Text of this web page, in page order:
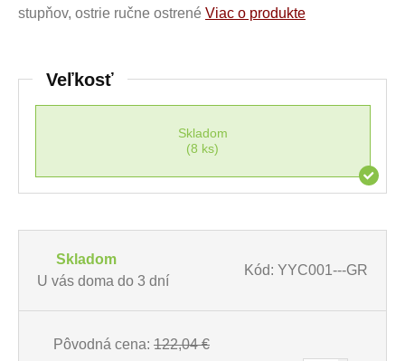
stupňov, ostrie ručne ostrené Viac o produkte
Veľkosť
Skladom
(8 ks)
Skladom
U vás doma do 3 dní
Kód: YYC001---GR
Pôvodná cena: 122,04 €